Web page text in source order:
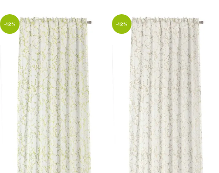
-12% -12%